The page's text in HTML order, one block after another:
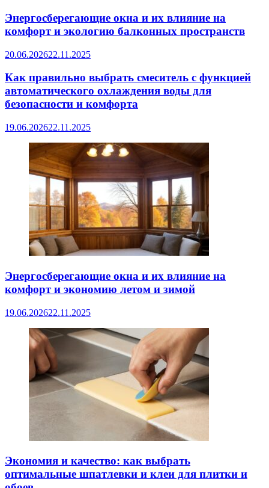
Энергосберегающие окна и их влияние на
комфорт и экологию балконных пространств
20.06.202622.11.2025
Как правильно выбрать смеситель с функцией
автоматического охлаждения воды для
безопасности и комфорта
19.06.202622.11.2025
Энергосберегающие окна и их влияние на
комфорт и экономию летом и зимой
19.06.202622.11.2025
Экономия и качество: как выбрать
оптимальные шпатлевки и клеи для плитки и